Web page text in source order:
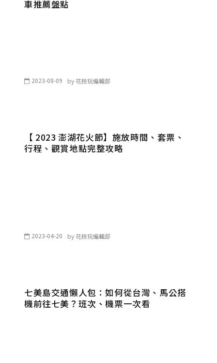
車推薦盤點
2023-08-09 by花枝玩編輯部
【 2023 澎湖花火節】施放時間、套票、
行程、觀賞地點完整攻略
2023-04-20 by花枝玩編輯部
七美島交通懶人包：如何從台灣、馬公搭
機前往七美？班次、機票一次看